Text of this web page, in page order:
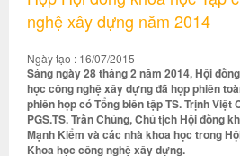
nghệ xây dựng năm 2014
Ngày tạo : 16/07/2015
Sáng ngày 28 tháng 2 năm 2014, Hội
học công nghệ xây dựng đã họp phiên
phiên họp có Tổng biên tập TS. Trịnh Việt
PGS.TS. Trần Chủng, Chủ tịch Hội đồng
Mạnh Kiểm và các nhà khoa học trong
Khoa học công nghệ xây dựng.